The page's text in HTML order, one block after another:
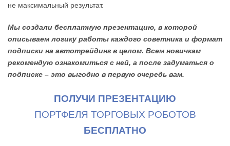
не максимальный результат.
Мы создали бесплатную презентацию, в которой
описываем логику работы каждого советника и формат
подписки на автотрейдинг в целом. Всем новичкам
рекомендую ознакомиться с ней, а после задуматься о
подписке – это выгодно в первую очередь вам.
ПОЛУЧИ ПРЕЗЕНТАЦИЮ
ПОРТФЕЛЯ ТОРГОВЫХ РОБОТОВ
БЕСПЛАТНО